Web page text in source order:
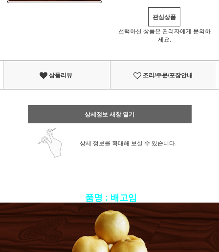
관심상품
선택하신 상품은 관리자에게 문의하
세요.
상품리뷰 조리/주문/포장안내
상세정보 새창 열기
상세 정보를 확대해 보실 수 있습니다.
품명 : 배고임